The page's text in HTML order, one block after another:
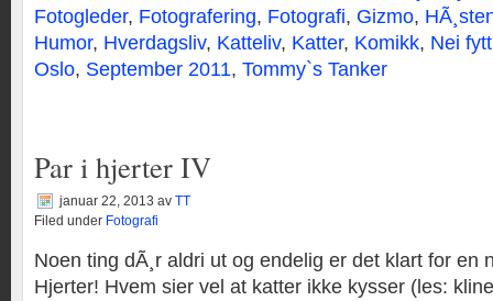
Fotogleder, Fotografering, Fotografi, Gizmo,
Humor, Hverdagsliv, Katteliv, Katter, Komikk, Nei
Oslo, September 2011, Tommy`s Tanker
Par i hjerter IV
januar 22, 2013 av TT
Filed under Fotografi
Noen ting dÃ¸r aldri ut og endelig er det klart for en
Hjerter! Hvem sier vel at katter ikke kysser (les: